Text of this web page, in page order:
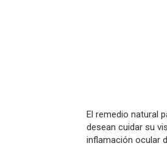
El remedio natural
desean cuidar su
inflamación ocular